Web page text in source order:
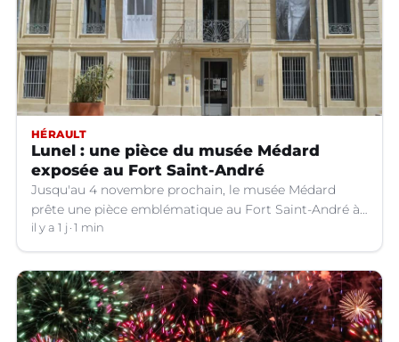
HÉRAULT
Lunel : une pièce du musée Médard
exposée au Fort Saint-André
Jusqu'au 4 novembre prochain, le musée Médard
prête une pièce emblématique au Fort Saint-André à
Villeneuve-lez-Avignon (Gard).
il y a 1 j 1 min